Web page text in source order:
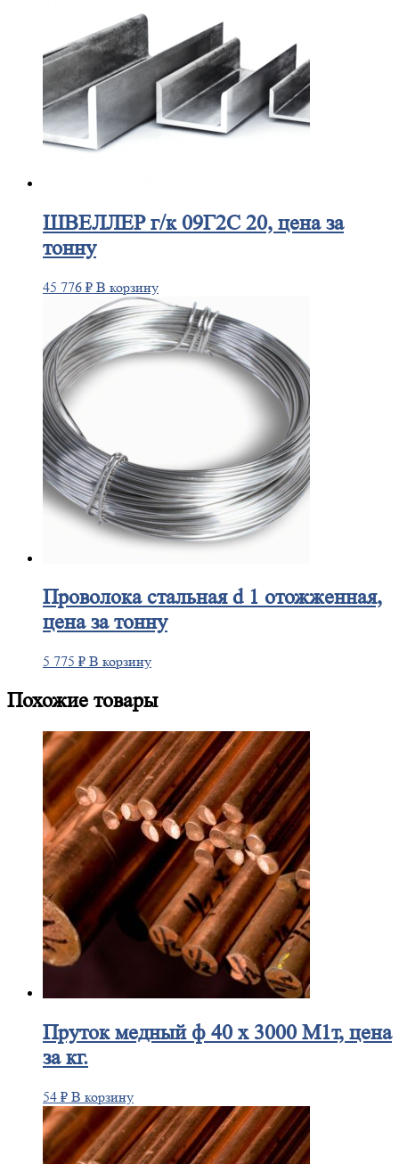
ШВЕЛЛЕРг/к 09Г2С 20, цена за
тонну
45 776 ₽ В корзину
Проволокастальная d 1 отожженная,
цена за тонну
5 775 ₽ В корзину
Похожие товары
Прутокмедный ф 40 х 3000 М1т, цена
за кг.
54 ₽ В корзину